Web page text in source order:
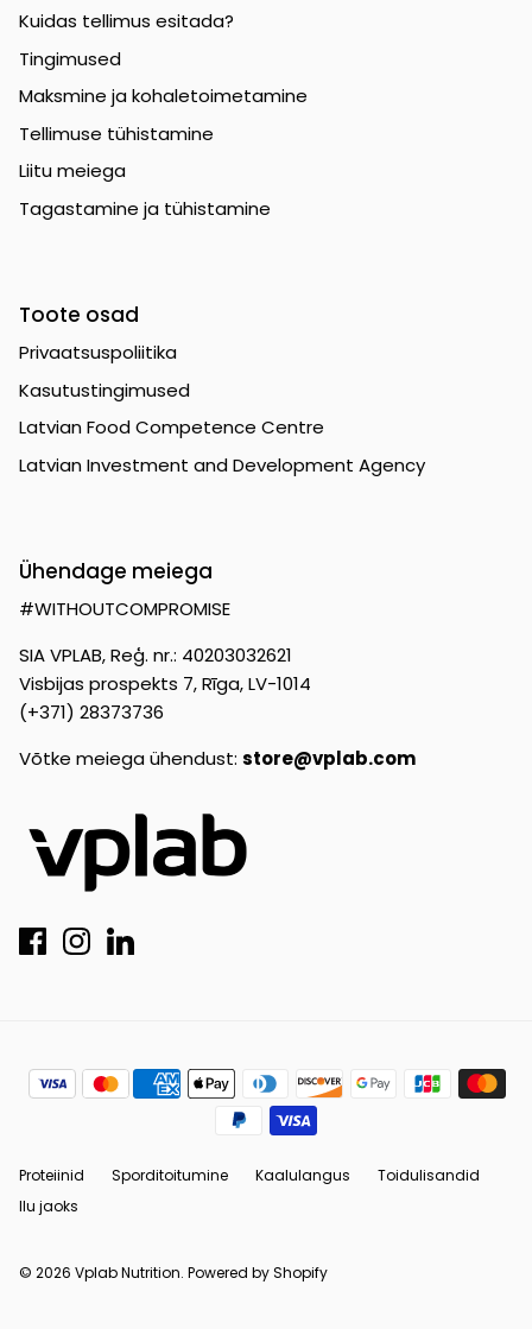
Kuidas tellimus esitada?
Tingimused
Maksmine ja kohaletoimetamine
Tellimuse tühistamine
Liitu meiega
Tagastamine ja tühistamine
Toote osad
Privaatsuspoliitika
Kasutustingimused
Latvian Food Competence Centre
Latvian Investment and Development Agency
Ühendage meiega
#WITHOUTCOMPROMISE
SIA VPLAB, Reģ. nr.: 40203032621
Visbijas prospekts 7, Rīga, LV-1014
(+371) 28373736
Võtke meiega ühendust: store@vplab.com
Proteiinid Sporditoitumine Kaalulangus
Toidulisandid
Ilu jaoks
© 2026 Vplab Nutrition. Powered by Shopify